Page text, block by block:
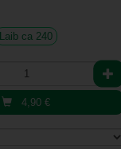
Laib ca 240
4,90 €